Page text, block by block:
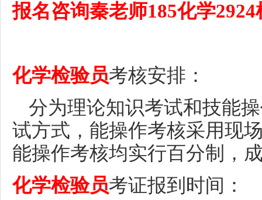
报名咨询秦老师185化学
化学检验员考核安排：
分为理论知识考试和技能
试方式，能操作考核采用现
能操作考核均实行百分制，
化学检验员考证报到时间：